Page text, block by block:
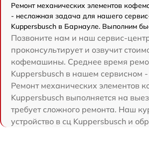
Ремонт механических элементов
- несложная задача для нашего
Kuppersbusch в Барнауле. Выполним
Позвоните нам и наш сервис-
проконсультирует и озвучит
кофемашины. Среднее время
Kuppersbusch в нашем сервисном -
Ремонт механических элементов
Kuppersbusch выполняется на
требует сложного ремонта. Наш
устройство в сц Kuppersbusch и